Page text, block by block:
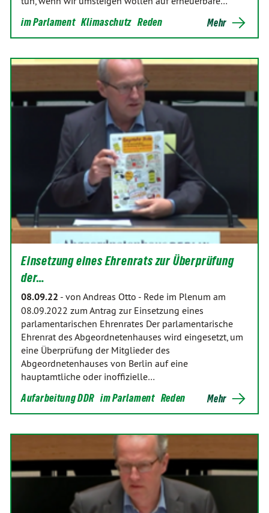
im Parlament Klimaschutz Reden Mehr
Einsetzung eines Ehrenrats zur Überprüfung
der…
08.09.22 - von Andreas Otto - Rede im Plenum am
08.09.2022 zum Antrag zur Einsetzung eines
parlamentarischen Ehrenrates Der parlamentarische
Ehrenrat des Abgeordnetenhauses wird eingesetzt, um
eine Überprüfung der Mitglieder des
Abgeordnetenhauses von Berlin auf eine
hauptamtliche oder inoffizielle…
Aufarbeitung DDR im Parlament Reden Mehr